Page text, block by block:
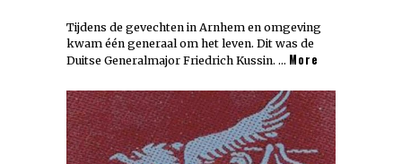
Tijdens de gevechten in Arnhem en omgeving
kwam één generaal om het leven. Dit was de
Duitse Generalmajor Friedrich Kussin. … More